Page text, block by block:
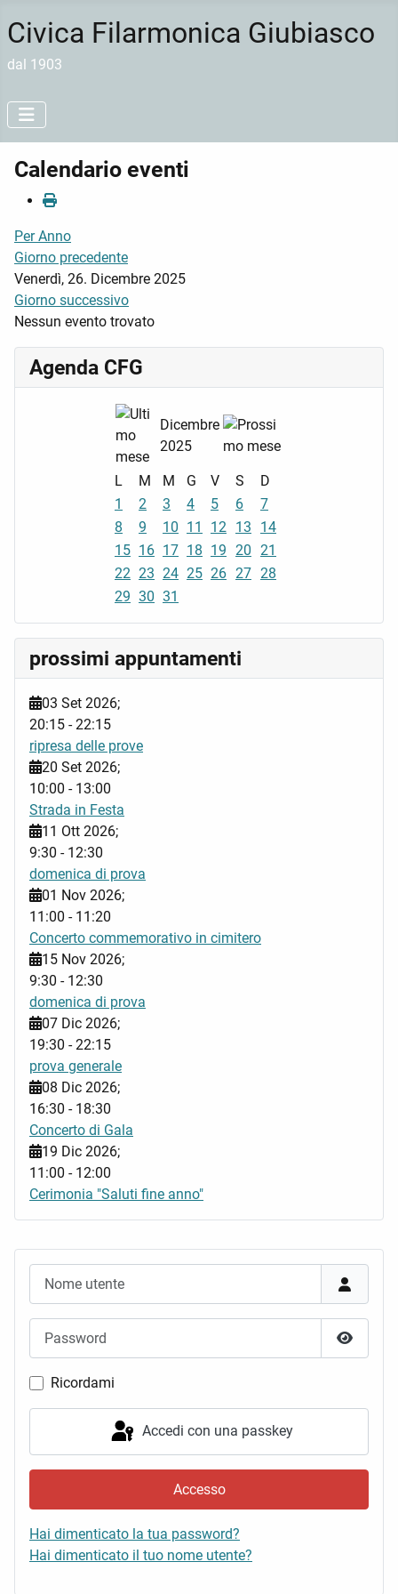
Civica Filarmonica Giubiasco
dal 1903
Mostra
Ricordami
Accedi con una passkey
Accesso
Hai dimenticato la tua password?
Hai dimenticato il tuo nome utente?
Calendario eventi
Per Anno
Giorno precedente
Venerdì, 26. Dicembre 2025
Giorno successivo
Nessun evento trovato
Agenda CFG
Dicembre
2025
L M M G V S
D
1
2 3 4 5 6
7
8
9 10 11 12 13
14
15 16 17 18 19 20 21
22 23 24 25 26 27 28
29 30 31
prossimi appuntamenti
03 Set 2026;
20:15 -22:15
ripresa delle prove
20 Set 2026;
10:00 - 13:00
Strada in Festa
11 Ott 2026;
9:30 - 12:30
domenica di prova
01 Nov 2026;
11:00 - 11:20
Concerto commemorativo in cimitero
15 Nov 2026;
9:30 - 12:30
domenica di prova
07 Dic 2026;
19:30 -22:15
prova generale
08 Dic 2026;
16:30 - 18:30
Concerto di Gala
19 Dic 2026;
11:00 - 12:00
Cerimonia "Saluti fine anno"